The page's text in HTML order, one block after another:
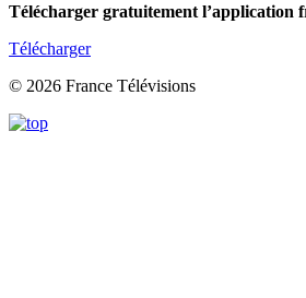
Télécharger gratuitement l’application
Télécharger
© 2026 France Télévisions